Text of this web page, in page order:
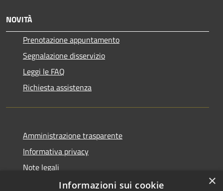
NOVITÀ
Prenotazione appuntamento
Segnalazione disservizio
Leggi le FAQ
Richiesta assistenza
Amministrazione trasparente
Informativa privacy
Note legali
Dichiarazione di accessibilità
×
Informazioni sui cookie